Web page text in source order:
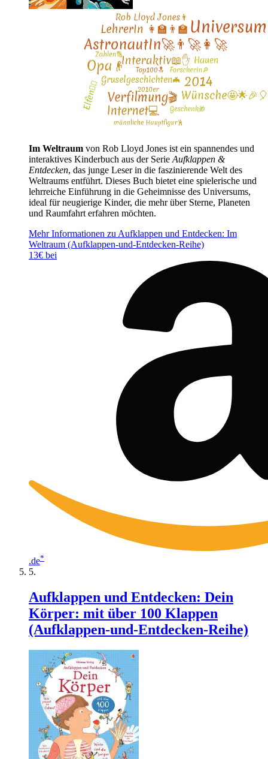
Im Weltraum von Rob Lloyd Jones ist ein spannendes und
interaktives Kinderbuch aus der Serie Aufklappen &
Entdecken, das junge Leser in die faszinierende Welt des
Weltraums entführt. Dieses Buch bietet eine spielerische und
lehrreiche Einführung in die Geheimnisse des Universums,
ideal für neugierige Kinder, die mehr über Sterne, Planeten
und Raumfahrt erfahren möchten.
Mehr Informationen zu Aufklappen und Entdecken: Im
Weltraum (Aufklappen-und-Entdecken-Reihe)
13€ bei
.de*
Aufklappen und Entdecken: Dein
Körper: mit über 100 Klappen
(Aufklappen-und-Entdecken-Reihe)